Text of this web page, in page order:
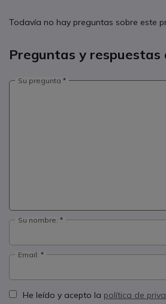
Todavía no hay preguntas sobre este
Preguntas y respuestas
Su pregunta
Su nombre:
Email:
He leído y acepto la política de